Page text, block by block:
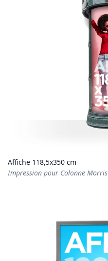
Affiche 118,5x350 cm
Impression pour Colonne Morris